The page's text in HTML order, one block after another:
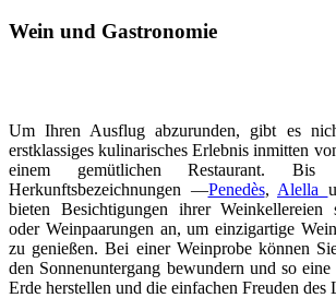
Wein und Gastronomie
Um Ihren Ausflug abzurunden, gibt es
erstklassiges kulinarisches Erlebnis inmitten
einem gemütlichen Restaurant.
Herkunftsbezeichnungen —Penedès, Alella
bieten Besichtigungen ihrer Weinkellereien
oder Weinpaarungen an, um einzigartige
zu genießen. Bei einer Weinprobe können
den Sonnenuntergang bewundern und so
Erde herstellen und die einfachen Freuden des